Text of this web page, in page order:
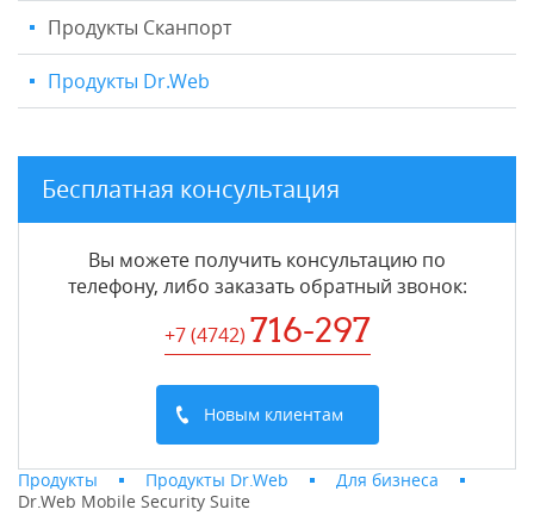
Продукты Сканпорт
Продукты Dr.Web
Бесплатная консультация
Вы можете получить консультацию по
телефону, либо заказать обратный звонок:
+7 (4742) 716-297
Новым клиентам
Продукты Продукты Dr.Web
Для бизнеса
Dr.Web Mobile Security Suite